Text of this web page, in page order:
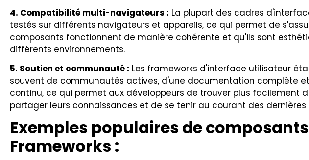
4. Compatibilité multi-navigateurs : La plupart des cadres
testés sur différents navigateurs et appareils, ce qui permet de
composants fonctionnent de manière cohérente et qu'ils sont
différents environnements.
5. Soutien et communauté : Les frameworks d'interface utilisateur
souvent de communautés actives, d'une documentation complète
continu, ce qui permet aux développeurs de trouver plus facilement
partager leurs connaissances et de se tenir au courant des
Exemples populaires de composants
Frameworks :